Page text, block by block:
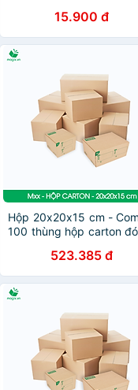
15.900 đ
Hộp 20x20x15 cm -
100 thùng hộp carton
523.385 đ